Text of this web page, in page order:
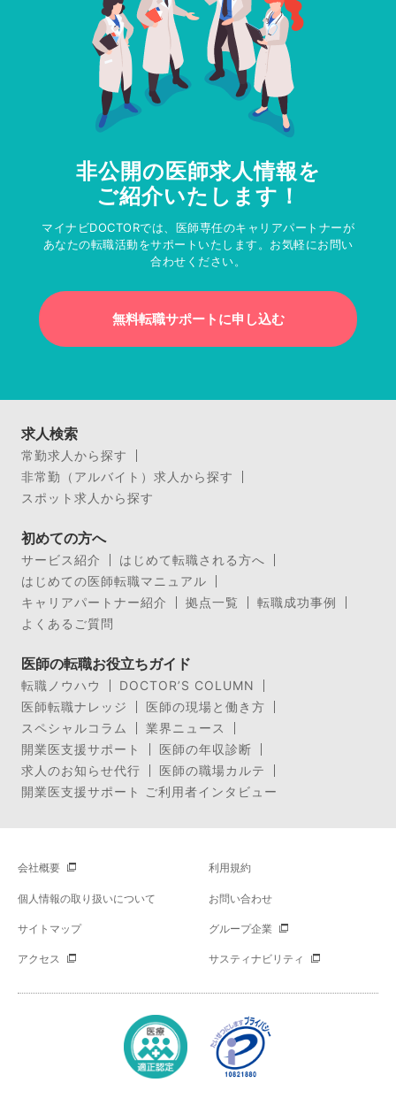
非公開の医師求人情報を
ご紹介いたします！
マイナビDOCTORでは、医師専任のキャリアパートナーが
あなたの転職活動をサポートいたします。お気軽にお問い
合わせください。
無料転職サポートに申し込む
求人検索
常勤求人から探す
非常勤（アルバイト）求人から探す
スポット求人から探す
初めての方へ
サービス紹介
はじめて転職される方へ
はじめての医師転職マニュアル
キャリアパートナー紹介
拠点一覧
転職成功事例
よくあるご質問
医師の転職お役立ちガイド
転職ノウハウ
DOCTOR’S COLUMN
医師転職ナレッジ
医師の現場と働き方
スペシャルコラム
業界ニュース
開業医支援サポート
医師の年収診断
求人のお知らせ代行
医師の職場カルテ
開業医支援サポート ご利用者インタビュー
会社概要 利用規約
個人情報の取り扱いについて お問い合わせ
サイトマップ グループ企業
アクセス サスティナビリティ